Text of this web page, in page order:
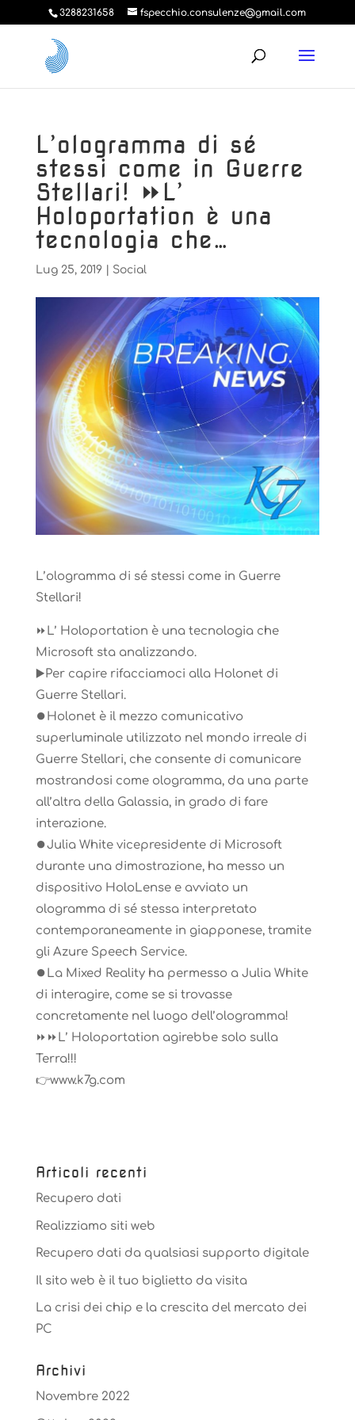
3288231658 fspecchio.consulenze@gmail.com
L’ologramma di sé
stessi come in Guerre
Stellari! ⏩L’
Holoportation è una
tecnologia che…
Lug 25, 2019| Social
L’ologramma di sé stessi come in Guerre
Stellari!
⏩L’ Holoportation è una tecnologia che
Microsoft sta analizzando.
▶️Per capire rifacciamoci alla Holonet di
Guerre Stellari.
⏺Holonet è il mezzo comunicativo
superluminale utilizzato nel mondo irreale di
Guerre Stellari, che consente di comunicare
mostrandosi come ologramma, da una parte
all’altra della Galassia, in grado di fare
interazione.
⏺Julia White vicepresidente di Microsoft
durante una dimostrazione, ha messo un
dispositivo HoloLense e avviato un
ologramma di sé stessa interpretato
contemporaneamente in giapponese, tramite
gli Azure Speech Service.
⏺La Mixed Reality ha permesso a Julia White
di interagire, come se si trovasse
concretamente nel luogo dell’ologramma!
⏩⏩L’ Holoportation agirebbe solo sulla
Terra!!!
👉www.k7g.com
Articoli recenti
Recupero dati
Realizziamo siti web
Recupero dati da qualsiasi supporto digitale
Il sito web è il tuo biglietto da visita
La crisi dei chip e la crescita del mercato dei
PC
Archivi
Novembre 2022